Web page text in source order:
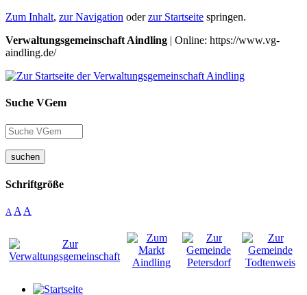
Zum Inhalt, zur Navigation oderzur Startseite springen.
Verwaltungsgemeinschaft Aindling | Online: https://www.vg-
aindling.de/
Suche VGem
suchen
Schriftgröße
A A A